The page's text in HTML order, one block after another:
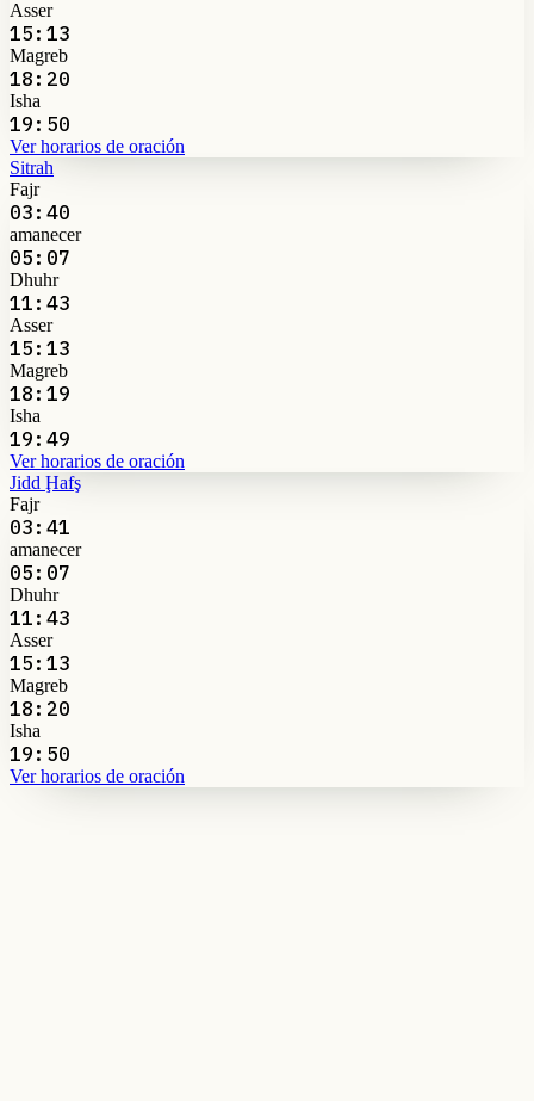
Asser
15:13
Magreb
18:20
Isha
19:50
Ver horarios de oración
Sitrah
Fajr
03:40
amanecer
05:07
Dhuhr
11:43
Asser
15:13
Magreb
18:19
Isha
19:49
Ver horarios de oración
Jidd Ḩafş
Fajr
03:41
amanecer
05:07
Dhuhr
11:43
Asser
15:13
Magreb
18:20
Isha
19:50
Ver horarios de oración